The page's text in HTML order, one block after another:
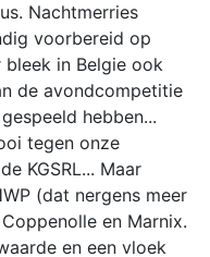
Nachtmerries
voorbereid op
bleek in Belgie ook
de avondcompetitie
hebben...
tegen onze
KGSRL... Maar
(dat nergens meer
en Marnix.
en een vloek